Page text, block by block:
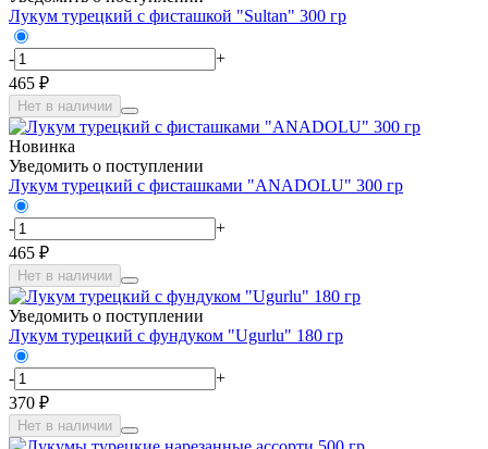
Лукум турецкий с фисташкой "Sultan" 300 гр
-
+
465 ₽
Нет в наличии
Новинка
Уведомить о поступлении
Лукум турецкий с фисташками "ANADOLU" 300 гр
-
+
465 ₽
Нет в наличии
Уведомить о поступлении
Лукум турецкий с фундуком "Ugurlu" 180 гр
-
+
370 ₽
Нет в наличии